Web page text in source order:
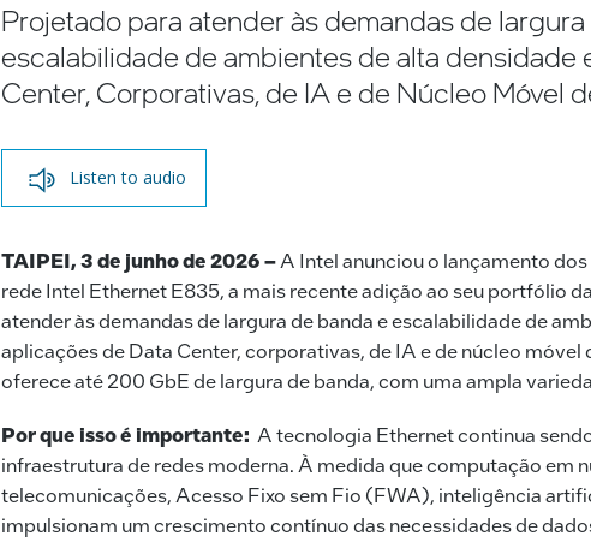
Projetado para atender às demandas de
escalabilidade de ambientes de alta densidade
Center, Corporativas, de IA e de Núcleo Móvel
Listen to audio
TAIPEI, 3 de junho de 2026 –A Intel anunciou o lançamento
rede Intel Ethernet E835, a mais recente adição ao seu portfólio
atender às demandas de largura de banda e escalabilidade de
aplicações de Data Center, corporativas, de IA e de núcleo
oferece até 200 GbE de largura de banda, com uma ampla
Por que isso é importante: A tecnologia Ethernet continua
infraestrutura de redes moderna. À medida que computação em
telecomunicações, Acesso Fixo sem Fio (FWA), inteligência
impulsionam um crescimento contínuo das necessidades de